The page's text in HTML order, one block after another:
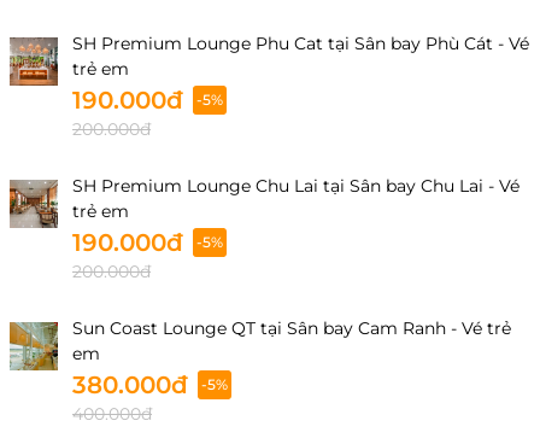
SH Premium Lounge Phu Cat tại Sân bay Phù Cát - Vé
trẻ em
190.000đ -5%
200.000đ
SH Premium Lounge Chu Lai tại Sân bay Chu Lai - Vé
trẻ em
190.000đ -5%
200.000đ
Sun Coast Lounge QT tại Sân bay Cam Ranh - Vé trẻ
em
380.000đ -5%
400.000đ